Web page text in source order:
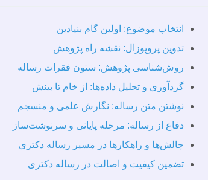
انتخاب موضوع: اولین گام بنیادین
تدوین پروپوزال: نقشه راه پژوهش
روش‌شناسی پژوهش: ستون فقرات رساله
گردآوری و تحلیل داده‌ها: از خام تا بینش
نوشتن متن رساله: نگارش علمی و منسجم
دفاع از رساله: مرحله پایانی و سرنوشت‌ساز
چالش‌ها و راهکارها در مسیر رساله دکتری
تضمین کیفیت و اصالت در رساله دکتری